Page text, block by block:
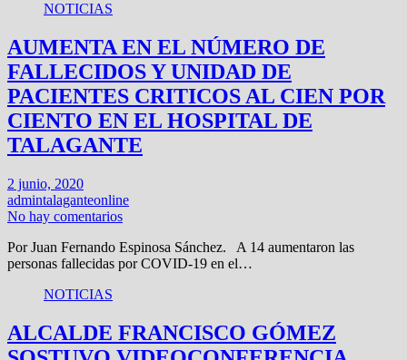
NOTICIAS
AUMENTA EN EL NÚMERO DE
FALLECIDOS Y UNIDAD DE
PACIENTES CRITICOS AL CIEN POR
CIENTO EN EL HOSPITAL DE
TALAGANTE
2 junio, 2020
admintalaganteonline
No hay comentarios
Por Juan Fernando Espinosa Sánchez. A 14 aumentaron las
personas fallecidas por COVID-19 en el…
NOTICIAS
ALCALDE FRANCISCO GÓMEZ